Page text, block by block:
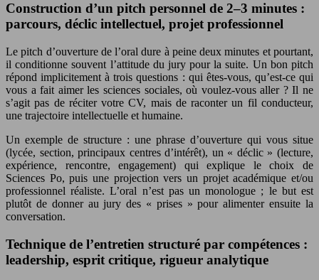
Construction d’un pitch personnel de 2–3 minutes :
parcours, déclic intellectuel, projet professionnel
Le pitch d’ouverture de l’oral dure à peine deux minutes et pourtant,
il conditionne souvent l’attitude du jury pour la suite. Un bon pitch
répond implicitement à trois questions : qui êtes-vous, qu’est-ce qui
vous a fait aimer les sciences sociales, où voulez-vous aller ? Il ne
s’agit pas de réciter votre CV, mais de raconter un fil conducteur,
une trajectoire intellectuelle et humaine.
Un exemple de structure : une phrase d’ouverture qui vous situe
(lycée, section, principaux centres d’intérêt), un « déclic » (lecture,
expérience, rencontre, engagement) qui explique le choix de
Sciences Po, puis une projection vers un projet académique et/ou
professionnel réaliste. L’oral n’est pas un monologue ; le but est
plutôt de donner au jury des « prises » pour alimenter ensuite la
conversation.
Technique de l’entretien structuré par compétences :
leadership, esprit critique, rigueur analytique